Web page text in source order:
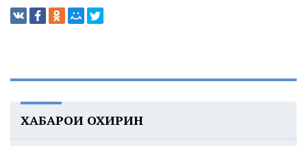
ХАБАРҲОИ ОХИРИН